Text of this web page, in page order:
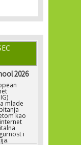
2026
mlade
kao
i